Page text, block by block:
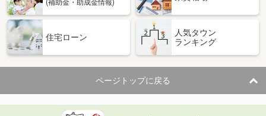
(補助金・助成金情報)
住宅ローン
人気タウン
ランキング
ページトップに戻る